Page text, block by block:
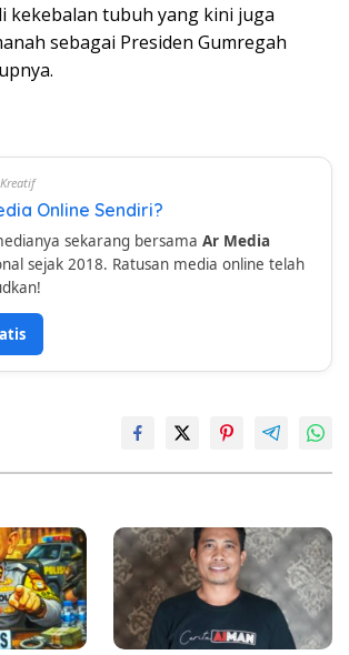
kekebalan tubuh yang kini juga
sebagai Presiden Gumregah
Online Sendiri?
sekarang bersama Ar Media
sejak 2018. Ratusan media online telah